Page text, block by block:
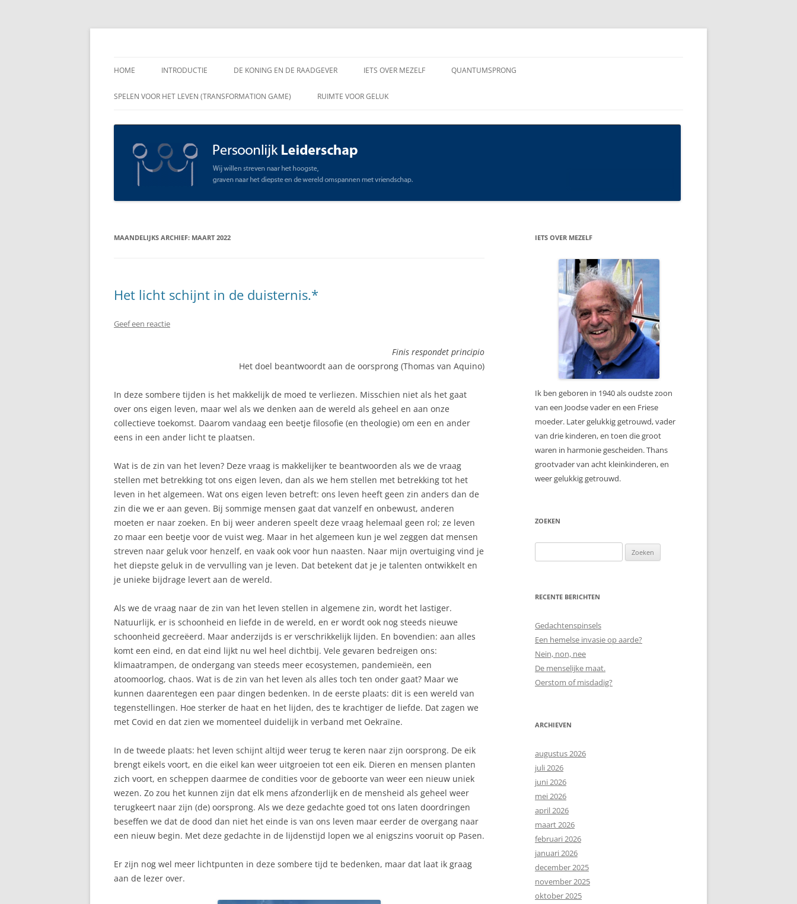
Spring
HOME INTRODUCTIE DE KONING EN DE RAADGEVER
ENKELE VRAGEN AAN DE
LEIDERSCHAP
OPEN COMMUNICATIE
IETS OVER MEZELF QUANTUMSPRONG
SPELEN VOOR HET LEVEN (TRANSFORMATION GAME) RUIMTE VOOR GELUK
MAANDELIJKS ARCHIEF: MAART 2022
Het licht schijnt in de duisternis.*
Geef een reactie
Finis respondet principio
Het doel beantwoordt aan de oorsprong (Thomas van Aquino)
In deze sombere tijden is het makkelijk de moed te verliezen. Misschien niet als het gaat
over ons eigen leven, maar wel als we denken aan de wereld als geheel en aan onze
collectieve toekomst. Daarom vandaag een beetje filosofie (en theologie) om een en ander
eens in een ander licht te plaatsen.
Wat is de zin van het leven? Deze vraag is makkelijker te beantwoorden als we de vraag
stellen met betrekking tot ons eigen leven, dan als we hem stellen met betrekking tot het
leven in het algemeen. Wat ons eigen leven betreft: ons leven heeft geen zin anders dan de
zin die we er aan geven. Bij sommige mensen gaat dat vanzelf en onbewust, anderen
moeten er naar zoeken. En bij weer anderen speelt deze vraag helemaal geen rol; ze leven
zo maar een beetje voor de vuist weg. Maar in het algemeen kun je wel zeggen dat mensen
streven naar geluk voor henzelf, en vaak ook voor hun naasten. Naar mijn overtuiging vind je
het diepste geluk in de vervulling van je leven. Dat betekent dat je je talenten ontwikkelt en
je unieke bijdrage levert aan de wereld.
Als we de vraag naar de zin van het leven stellen in algemene zin, wordt het lastiger.
Natuurlijk, er is schoonheid en liefde in de wereld, en er wordt ook nog steeds nieuwe
schoonheid gecreëerd. Maar anderzijds is er verschrikkelijk lijden. En bovendien: aan alles
komt een eind, en dat eind lijkt nu wel heel dichtbij. Vele gevaren bedreigen ons:
klimaatrampen, de ondergang van steeds meer ecosystemen, pandemieën, een
atoomoorlog, chaos. Wat is de zin van het leven als alles toch ten onder gaat? Maar we
kunnen daarentegen een paar dingen bedenken. In de eerste plaats: dit is een wereld van
tegenstellingen. Hoe sterker de haat en het lijden, des te krachtiger de liefde. Dat zagen we
met Covid en dat zien we momenteel duidelijk in verband met Oekraïne.
In de tweede plaats: het leven schijnt altijd weer terug te keren naar zijn oorsprong. De eik
brengt eikels voort, en die eikel kan weer uitgroeien tot een eik. Dieren en mensen planten
zich voort, en scheppen daarmee de condities voor de geboorte van weer een nieuw uniek
wezen. Zo zou het kunnen zijn dat elk mens afzonderlijk en de mensheid als geheel weer
terugkeert naar zijn (de) oorsprong. Als we deze gedachte goed tot ons laten doordringen
beseffen we dat de dood dan niet het einde is van ons leven maar eerder de overgang naar
een nieuw begin. Met deze gedachte in de lijdenstijd lopen we al enigszins vooruit op Pasen.
Er zijn nog wel meer lichtpunten in deze sombere tijd te bedenken, maar dat laat ik graag
aan de lezer over.
IETS OVER MEZELF
Ik ben geboren in 1940 als oudste zoon
van een Joodse vader en een Friese
moeder. Later gelukkig getrouwd, vader
van drie kinderen, en toen die groot
waren in harmonie gescheiden. Thans
grootvader van acht kleinkinderen, en
weer gelukkig getrouwd.
ZOEKEN
naar:
RECENTE BERICHTEN
Gedachtenspinsels
Een hemelse invasie op aarde?
Nein, non, nee
De menselijke maat.
Oerstom of misdadig?
ARCHIEVEN
augustus 2026
juli 2026
juni 2026
mei 2026
april 2026
maart 2026
februari 2026
januari 2026
december 2025
november 2025
oktober 2025